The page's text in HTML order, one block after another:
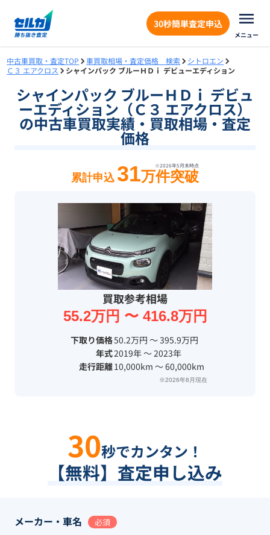
30秒簡単査定申込
メニュー
中古車買取・査定TOP 車買取相場・査定価格 検索
シトロエン
Ｃ３ エアクロス
シャインパック ブルーＨＤｉ デビューエディション
シャインパック ブルーＨＤｉ デビュ
ーエディション（Ｃ３ エアクロス）
の中古車買取実績・買取相場・査定
価格
※2026年5月末時点
累計申込 31万件突破
買取参考相場
55.2万円 〜 416.8万円
下取り価格50.2万円 〜 395.9万円
年式2019年 〜 2023年
走行距離10,000km 〜 60,000km
※2026年8月現在
30秒でカンタン！
【無料】査定申し込み
メーカー・車名 必須